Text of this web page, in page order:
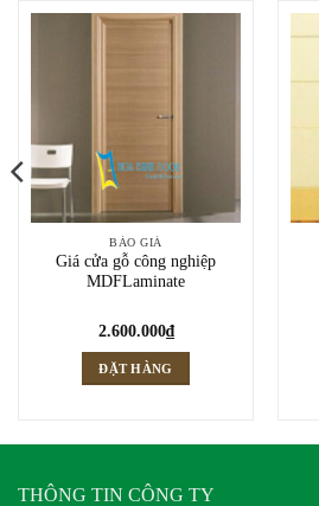
BÁO GIÁ
Giá cửa gỗ công nghiệp
MDFLaminate
2.600.000₫
ĐẶT HÀNG
THÔNG TIN CÔNG TY